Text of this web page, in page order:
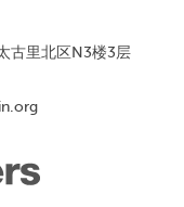
古里北区N3楼3层